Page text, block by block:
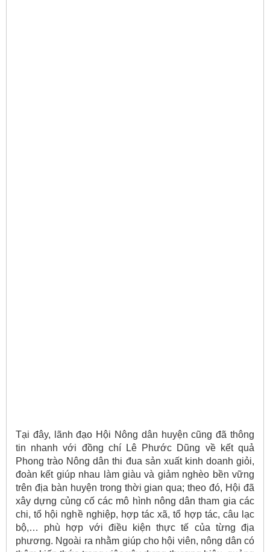
Tại đây, lãnh đạo Hội Nông dân huyện cũng đã thông
tin nhanh với đồng chí Lê Phước Dũng về kết quả
Phong trào Nông dân thi đua sản xuất kinh doanh giỏi,
đoàn kết giúp nhau làm giàu và giảm nghèo bền vững
trên địa bàn huyện trong thời gian qua; theo đó, Hội đã
xây dựng củng cố các mô hình nông dân tham gia các
chi, tổ hội nghề nghiệp, hợp tác xã, tổ hợp tác, câu lạc
bộ,… phù hợp với điều kiện thực tế của từng địa
phương. Ngoài ra nhằm giúp cho hội viên, nông dân có